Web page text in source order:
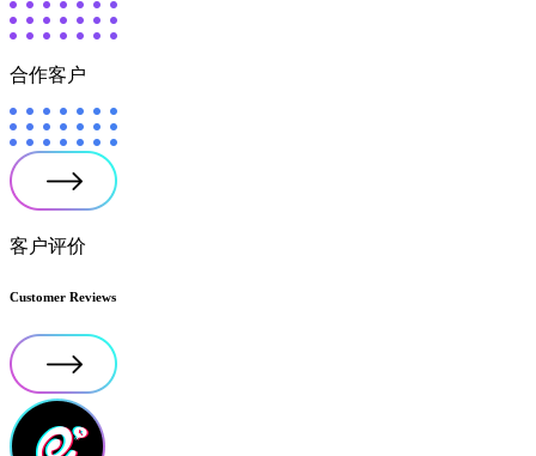
合作客户
客户评价
Customer Reviews